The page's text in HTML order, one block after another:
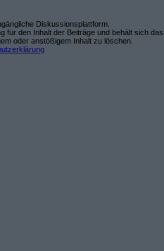
Diskussionsplattform.
für den Inhalt der Beiträge und behält sich das
oder anstößigem Inhalt zu löschen.